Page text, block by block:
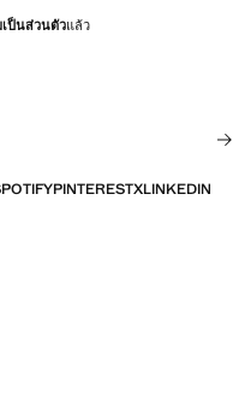
ป็นส่วนตัวแล้ว
PINTERESTXLINKEDIN